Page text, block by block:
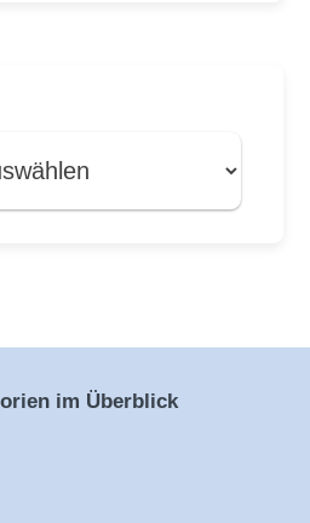
im Überblick